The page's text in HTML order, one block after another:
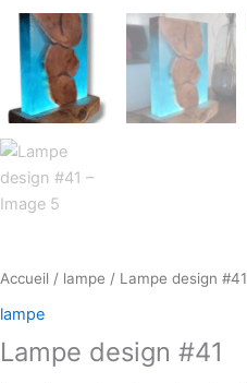
Accueil / lampe / Lampe design #41
lampe
Lampe design #41